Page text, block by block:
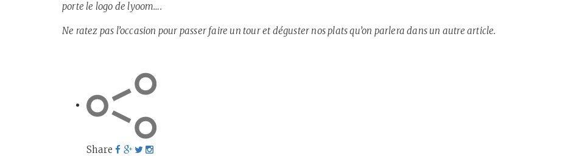
porte le logo de lyoom….
Ne ratez pas l’occasion pour passer faire un tour et déguster nos plats qu’on parlera dans un autre article.
Share